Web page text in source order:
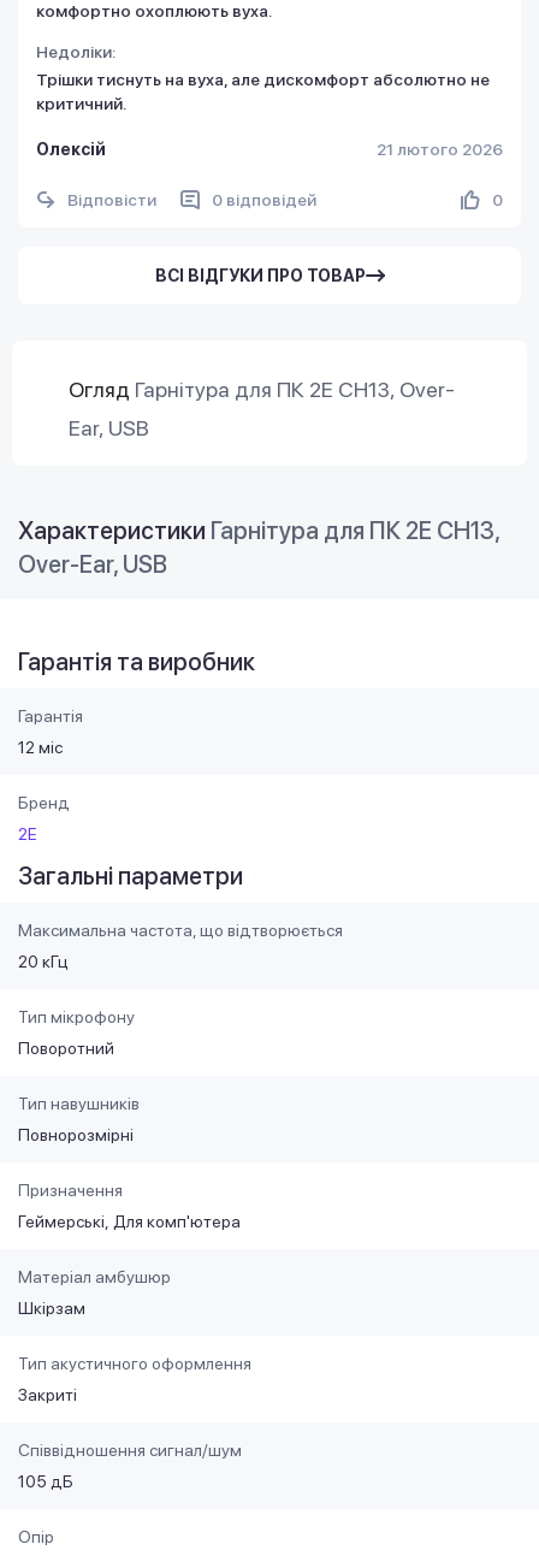
комфортно охоплюють вуха.
Недоліки:
Трішки тиснуть на вуха, але дискомфорт абсолютно не
критичний.
Олексій 21 лютого 2026
Відповісти 0 відповідей 0
ВСІ ВІДГУКИ ПРО ТОВАР
Огляд Гарнітура для ПК 2E CH13, Over-
Ear, USB
Характеристики Гарнітура для ПК 2E CH13,
Over-Ear, USB
Гарантія та виробник
Гарантія
12 міс
Бренд
2E
Загальні параметри
Максимальна частота, що відтворюється
20 кГц
Тип мікрофону
Поворотний
Тип навушників
Повнорозмірні
Призначення
Геймерські
Для комп'ютера
Матеріал амбушюр
Шкірзам
Тип акустичного оформлення
Закриті
Співвідношення сигнал/шум
105 дБ
Опір